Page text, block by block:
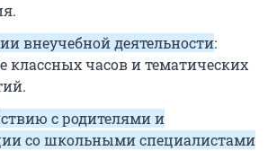
внеучебной деятельности:
классных часов и тематических
с родителями и
со школьными специалистами